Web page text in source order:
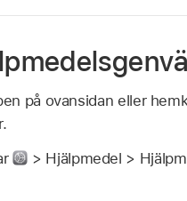
på ovansidan eller
> Hjälpmedel >